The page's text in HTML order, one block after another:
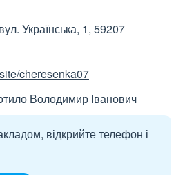
вул. Українська, 1, 59207
cheresenka07
Володимир Іванович
відкрийте телефон і